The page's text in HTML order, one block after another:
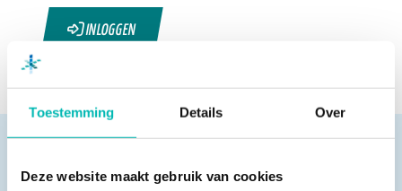
Toestemming Details Over
Deze website maakt gebruik van cookies
INLOGGEN